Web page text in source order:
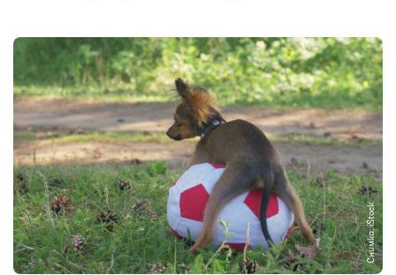
Снимка: iStock